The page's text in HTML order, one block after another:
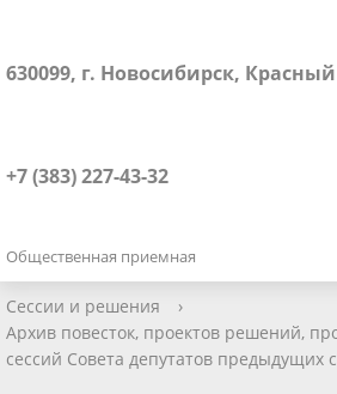
630099, г. Новосибирск, Красный
+7 (383) 227-43-32
Общественная приемная
Сессии и решения
›
Архив повесток, проектов решений,
сессий Совета депутатов предыдущих